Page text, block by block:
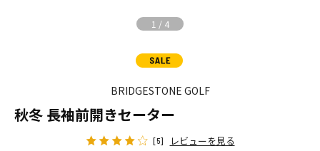
1 / 4
BRIDGESTONE GOLF
秋冬 長袖前開きセーター
[5] レビューを見る